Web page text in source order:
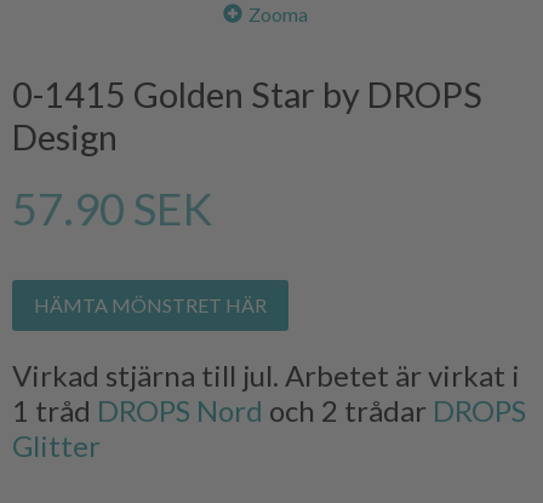
Zooma
0-1415 Golden Star by DROPS
Design
57.90 SEK
HÄMTA MÖNSTRET HÄR
Virkad stjärna till jul. Arbetet är virkat i
1 tråd DROPS Nord och 2 trådar DROPS
Glitter